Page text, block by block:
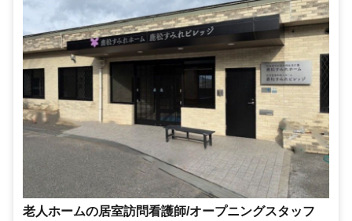
老人ホームの居室訪問看護師/オープニングスタッフ